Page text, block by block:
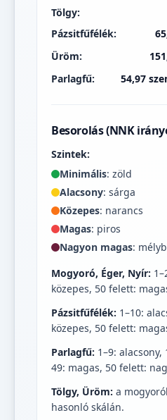
Tölgy:
Pázsitfűfélék:
Üröm:
Parlagfű: 54,97
Besorolás (NNK
Szintek:
Minimális: zöld
Alacsony: sárga
Közepes: narancs
Magas: piros
Nagyon magas:
Mogyoró, Éger, Nyír:
közepes, 50 felett:
Pázsitfűfélék: 1–10:
közepes, 50 felett:
Parlagfű: 1–9: alacsony,
49: magas, 50 felett:
Tölgy, Üröm: a
hasonló skálán.